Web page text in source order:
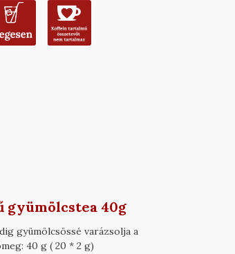
gyümölcstea 40g
gyümölcsössé varázsolja a
40 g ( 20 * 2 g)